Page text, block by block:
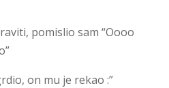
pomislio sam “Oooo
on mu je rekao :”